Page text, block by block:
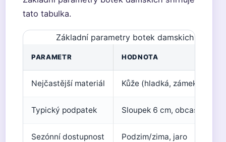
tato tabulka.
Základní parametry botek damskich
PARAMETR HODNOTA
Nejčastější materiál Kůže (hladká, zámek)
Typický podpatek Sloupek 6 cm, obcas 8 cm
Sezónní dostupnost Podzim/zima, jaro